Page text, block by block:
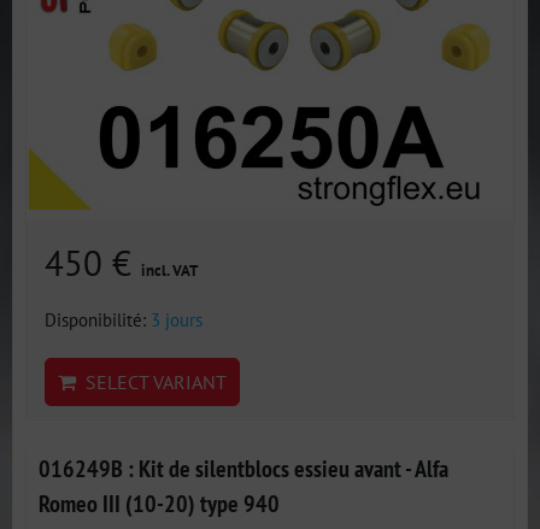
450 € incl. VAT
Disponibilité: 3 jours
SELECT VARIANT
016249B : Kit de silentblocs essieu avant - Alfa
Romeo III (10-20) type 940